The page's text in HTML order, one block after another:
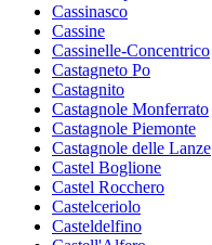
Cassinasco
Cassine
Cassinelle-Concentrico
Castagneto Po
Castagnito
Castagnole Monferrato
Castagnole Piemonte
Castagnole delle Lanze
Castel Boglione
Castel Rocchero
Castelceriolo
Casteldelfino